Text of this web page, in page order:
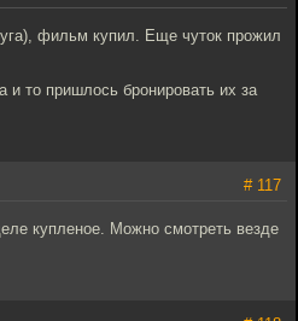
фильм купил. Еще чуток прожил
и то пришлось бронировать их за
# 117
купленое. Можно смотреть везде